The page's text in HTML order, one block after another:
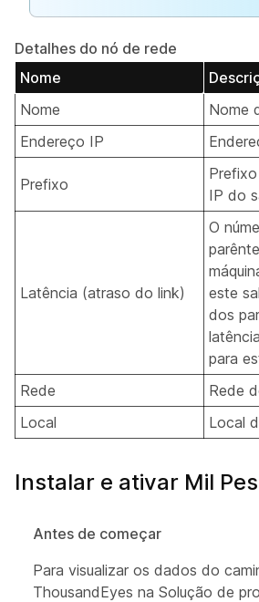
Detalhes do nó de rede
Nome
Nome
Nome
Endereço IP
Prefixo
IP do
Latência (atraso do link)
O
este
dos
para
Rede
Rede
Local
Local
Instalar e ativar Mil
Antes de começar
Para visualizar os dados do
ThousandEyes na Solução de